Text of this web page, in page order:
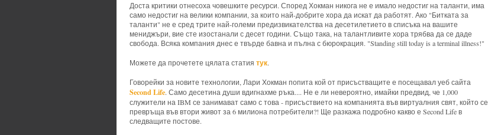
Доста критики отнесоха човешките ресурси. Според Хокман никога не е имало недостиг на таланти, има
само недостиг на велики компании, за които най-добрите хора да искат да работят. Ако "Битката за
таланти" не е сред трите най-големи предизвикателства на десетилетието в списъка на вашите
мениджъри, вие сте изостанали с десет години. Също така, на талантливите хора трябва да се даде
свобода. Всяка компания днес е твърде бавна и пълна с бюрокрация. "Standing still today is a terminal illness!"
Можете да прочетете цялата статия тук.
Говорейки за новите технологии, Лари Хокман попита кой от присъстващите е посещавал уеб сайта
Second Life. Само десетина души вдигнахме ръка.... Не е ли невероятно, имайки предвид, че 1,000
служители на IBM се занимават само с това - присъствието на компанията във виртуалния свят, който се
превръща във втори живот за 6 милиона потребители?! Ще разкажа подробно какво е Second Life в
следващите постове.